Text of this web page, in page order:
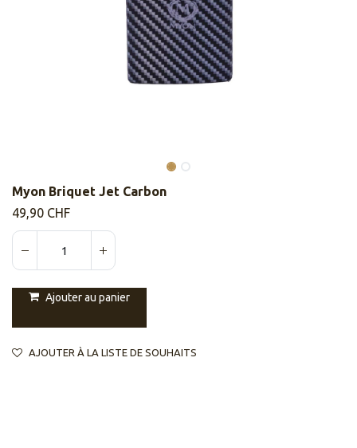
Myon Briquet Jet Carbon
49,90 CHF
Ajouter au panier
AJOUTER À LA LISTE DE SOUHAITS